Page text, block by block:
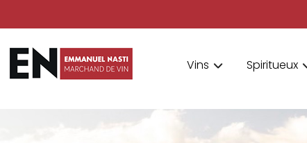
Vins Spiritueux